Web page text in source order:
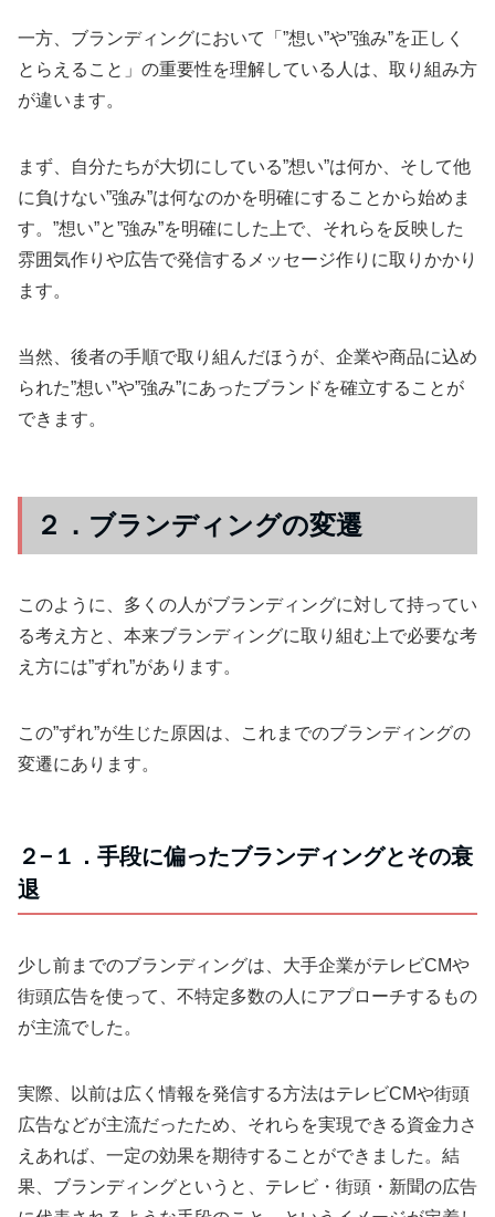
一方、ブランディングにおいて「”想い”や”強み”を正しく
とらえること」の重要性を理解している人は、取り組み方
が違います。
まず、自分たちが大切にしている”想い”は何か、そして他
に負けない”強み”は何なのかを明確にすることから始めま
す。”想い”と”強み”を明確にした上で、それらを反映した
雰囲気作りや広告で発信するメッセージ作りに取りかかり
ます。
当然、後者の手順で取り組んだほうが、企業や商品に込め
られた”想い”や”強み”にあったブランドを確立することが
できます。
２．ブランディングの変遷
このように、多くの人がブランディングに対して持ってい
る考え方と、本来ブランディングに取り組む上で必要な考
え方には”ずれ”があります。
この”ずれ”が生じた原因は、これまでのブランディングの
変遷にあります。
２−１．手段に偏ったブランディングとその衰
退
少し前までのブランディングは、大手企業がテレビCMや
街頭広告を使って、不特定多数の人にアプローチするもの
が主流でした。
実際、以前は広く情報を発信する方法はテレビCMや街頭
広告などが主流だったため、それらを実現できる資金力さ
えあれば、一定の効果を期待することができました。結
果、ブランディングというと、テレビ・街頭・新聞の広告